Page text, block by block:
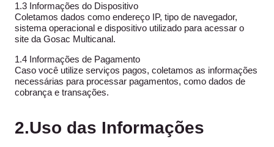
1.3 Informações do Dispositivo
Coletamos dados como endereço IP, tipo de navegador,
sistema operacional e dispositivo utilizado para acessar o
site da Gosac Multicanal.
1.4 Informações de Pagamento
Caso você utilize serviços pagos, coletamos as informações
necessárias para processar pagamentos, como dados de
cobrança e transações.
2.Uso das Informações